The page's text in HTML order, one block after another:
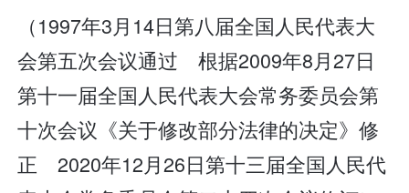
（1997年3月14日第八届全国人民代表大
会第五次会议通过 根据2009年8月27日
第十一届全国人民代表大会常务委员会第
十次会议《关于修改部分法律的决定》修
正 2020年12月26日第十三届全国人民代